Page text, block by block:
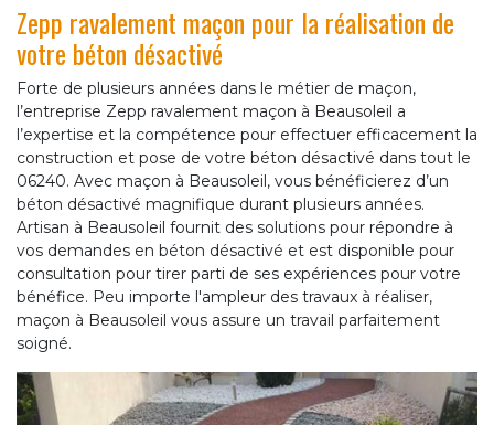
Zepp ravalement maçon pour la réalisation de
votre béton désactivé
Forte de plusieurs années dans le métier de maçon,
l’entreprise Zepp ravalement maçon à Beausoleil a
l’expertise et la compétence pour effectuer efficacement la
construction et pose de votre béton désactivé dans tout le
06240. Avec maçon à Beausoleil, vous bénéficierez d’un
béton désactivé magnifique durant plusieurs années.
Artisan à Beausoleil fournit des solutions pour répondre à
vos demandes en béton désactivé et est disponible pour
consultation pour tirer parti de ses expériences pour votre
bénéfice. Peu importe l'ampleur des travaux à réaliser,
maçon à Beausoleil vous assure un travail parfaitement
soigné.